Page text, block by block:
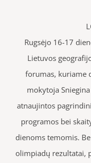
Rugsėjo 16-17
Lietuvos
forumas, kuriame
mokytoja
atnaujintos
programos bei
dienoms temomis.
olimpiadų rezultatai,